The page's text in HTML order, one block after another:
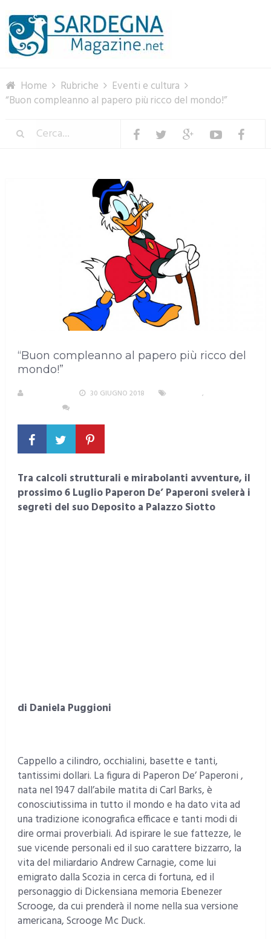
Home Rubriche
Eventi e cultura
“Buon compleanno al papero più ricco del mondo!”
“Buon compleanno al papero più ricco del
mondo!”
30 GIUGNO 2018 ,
Tra calcoli strutturali e mirabolanti avventure, il
prossimo 6 Luglio Paperon De’ Paperoni svelerà i
segreti del suo Deposito a Palazzo Siotto
di Daniela Puggioni
Cappello a cilindro, occhialini, basette e tanti,
tantissimi dollari. La figura di Paperon De’ Paperoni ,
nata nel 1947 dall’abile matita di Carl Barks, è
conosciutissima in tutto il mondo e ha dato vita ad
una tradizione iconografica efficace e tanti modi di
dire ormai proverbiali. Ad ispirare le sue fattezze, le
sue vicende personali ed il suo carattere bizzarro, la
vita del miliardario Andrew Carnagie, come lui
emigrato dalla Scozia in cerca di fortuna, ed il
personaggio di Dickensiana memoria Ebenezer
Scrooge, da cui prenderà il nome nella sua versione
americana, Scrooge Mc Duck.